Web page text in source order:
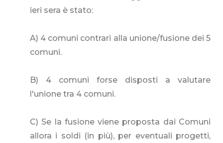
ieri sera è stato:
A) 4 comuni contrari alla unione/fusione dei 5
comuni.
B) 4 comuni forse disposti a valutare
l'unione tra 4 comuni.
C) Se la fusione viene proposta dai Comuni
allora i soldi (in più), per eventuali progetti,